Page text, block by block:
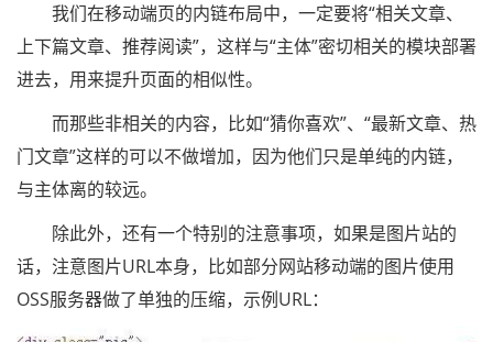
我们在移动端页的内链布局中，一定要将“相关文章、
上下篇文章、推荐阅读”，这样与“主体”密切相关的模块部署
进去，用来提升页面的相似性。
而那些非相关的内容，比如“猜你喜欢”、“最新文章、热
门文章”这样的可以不做增加，因为他们只是单纯的内链，
与主体离的较远。
除此外，还有一个特别的注意事项，如果是图片站的
话，注意图片URL本身，比如部分网站移动端的图片使用
OSS服务器做了单独的压缩，示例URL：